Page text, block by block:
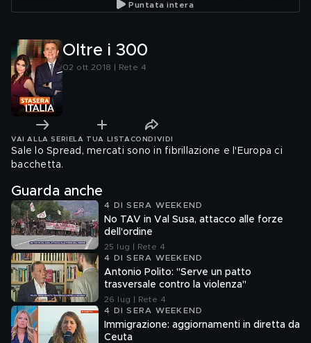
Puntata intera
Oltre i 300
02 ott 2018 | Rete 4
VAI ALLA SERIE LA TUA LISTA CONDIVIDI
Sale lo Spread, mercati sono in fibrillazione e l'Europa ci
bacchetta.
Guarda anche
4 DI SERA WEEKEND
No TAV in Val Susa, attacco alle forze
dell'ordine
25 lug | Rete 4
4 DI SERA WEEKEND
Antonio Polito: "Serve un patto
trasversale contro la violenza"
26 lug | Rete 4
4 DI SERA WEEKEND
Immigrazione: aggiornamenti in diretta da
Ceuta